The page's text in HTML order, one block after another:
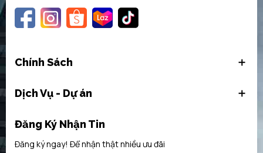
Chính Sách
Dịch Vụ - Dự án
Đăng Ký Nhận Tin
Đăng ký ngay! Để nhận thật nhiều ưu đãi